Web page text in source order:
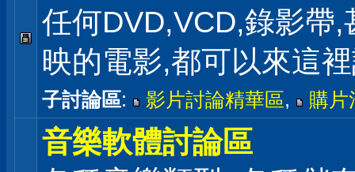
任何DVD,VCD,錄影帶,
映的電影,都可以來這
子討論區: 影片討論精華區, 購片
音樂軟體討論區